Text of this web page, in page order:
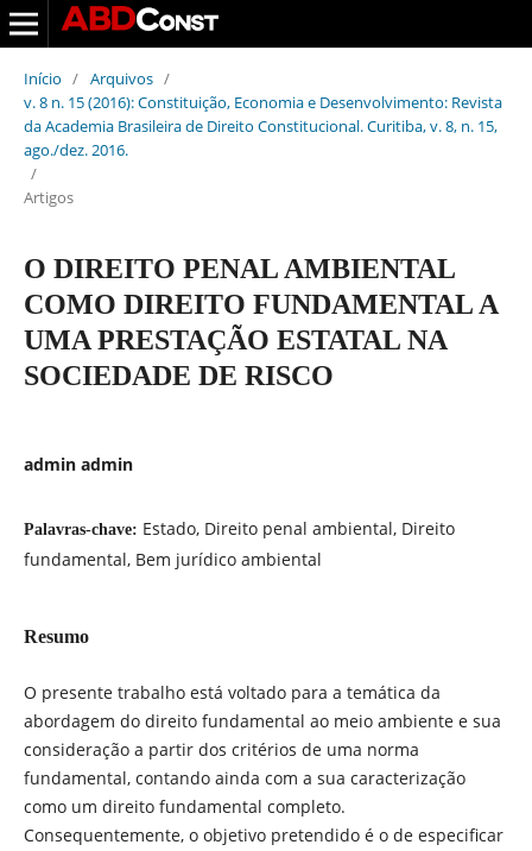
Início / Arquivos /
v. 8 n. 15 (2016): Constituição, Economia e Desenvolvimento: Revista
da Academia Brasileira de Direito Constitucional. Curitiba, v. 8, n. 15,
ago./dez. 2016.
/
Artigos
O DIREITO PENAL AMBIENTAL
COMO DIREITO FUNDAMENTAL A
UMA PRESTAÇÃO ESTATAL NA
SOCIEDADE DE RISCO
admin admin
Palavras-chave: Estado, Direito penal ambiental, Direito
fundamental, Bem jurídico ambiental
Resumo
O presente trabalho está voltado para a temática da
abordagem do direito fundamental ao meio ambiente e sua
consideração a partir dos critérios de uma norma
fundamental, contando ainda com a sua caracterização
como um direito fundamental completo.
Consequentemente, o objetivo pretendido é o de especificar